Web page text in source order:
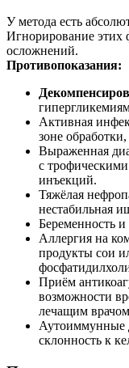
У метода есть
Игнорирование этих
осложнений.
Противопоказания:
Активная
зоне
Выраженная
с
инъекций.
Тяжёлая
нестабильная
Беременность и
Аллергия на
продукты сои
Приём
возможности
лечащим
Аутоиммунные
склонность к